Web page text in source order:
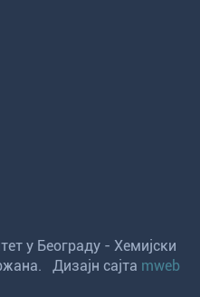
у Београду - Хемијски
Дизајн сајта mweb